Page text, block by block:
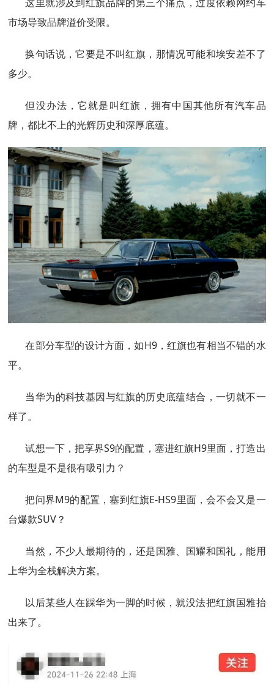
市场导致品牌溢价受限。
换句话说，它要是不叫红旗，那情况可能和埃安差不了
多少。
但没办法，它就是叫红旗，拥有中国其他所有汽车品
牌，都比不上的光辉历史和深厚底蕴。
在部分车型的设计方面，如H9，红旗也有相当不错的水
平。
当华为的科技基因与红旗的历史底蕴结合，一切就不一
样了。
试想一下，把享界S9的配置，塞进红旗H9里面，打造出
的车型是不是很有吸引力？
把问界M9的配置，塞到红旗E-HS9里面，会不会又是一
台爆款SUV？
当然，不少人最期待的，还是国雅、国耀和国礼，能用
上华为全栈解决方案。
以后某些人在踩华为一脚的时候，就没法把红旗国雅抬
出来了。